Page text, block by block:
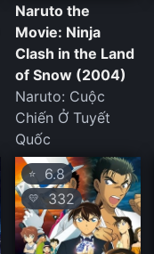
Naruto the
Movie: Ninja
Clash in the Land
of Snow (2004)
Naruto: Cuộc
Chiến Ở Tuyết
Quốc
⭐ 6.8
💛 332